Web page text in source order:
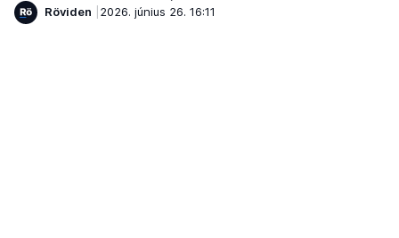
Röviden
2026. június 26. 16:11